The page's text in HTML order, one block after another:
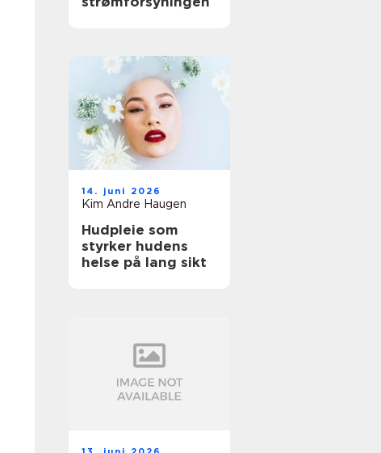
14. juni 2026
Kim Andre Haugen
Hudpleie som
styrker hudens
helse på lang sikt